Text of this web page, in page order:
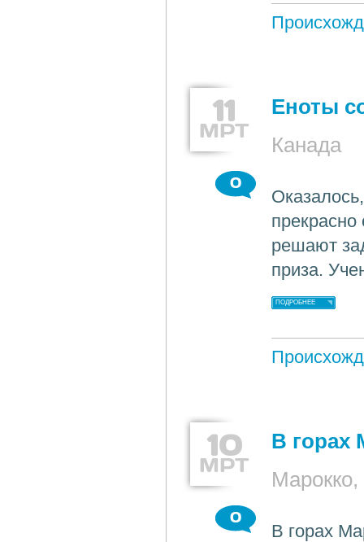
11
МРТ
Еноты
Канада
0
решают
приза.
ПОДРОБНЕЕ
10
МРТ
В горах
0
В горах